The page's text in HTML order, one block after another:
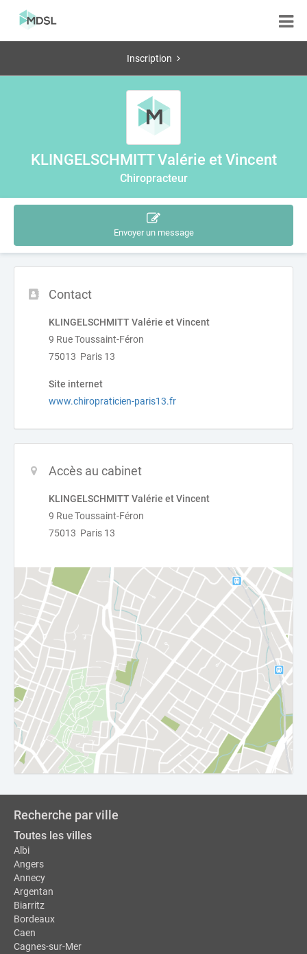
Inscription
KLINGELSCHMITT Valérie et Vincent
Chiropracteur
Envoyer un message
Contact
KLINGELSCHMITT Valérie et Vincent
9 Rue Toussaint-Féron
75013 Paris 13
Site internet
www.chiropraticien-paris13.fr
Accès au cabinet
KLINGELSCHMITT Valérie et Vincent
9 Rue Toussaint-Féron
75013 Paris 13
Recherche par ville
Toutes les villes
Albi
Angers
Annecy
Argentan
Biarritz
Bordeaux
Caen
Cagnes-sur-Mer